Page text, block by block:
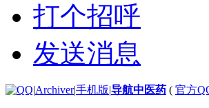
打个招呼
发送消息
|Archiver|手机版|导航中医药 ( 官方